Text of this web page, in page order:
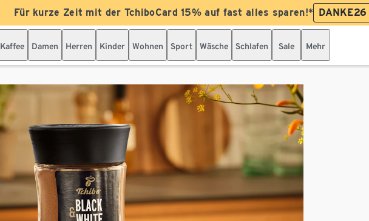
Für kurze Zeit mit der TchiboCard 15% auf fast alles sparen!* DANKE26
Kaffee Damen Herren Kinder Wohnen Sport Wäsche Schlafen Sale Mehr